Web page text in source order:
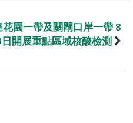
花園一帶及關閘口岸一帶 8
日開展重點區域核酸檢測